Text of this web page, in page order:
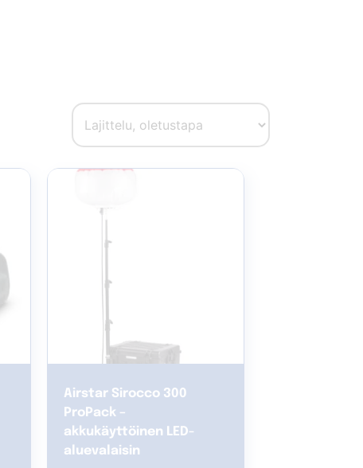
Airstar Sirocco 300
ProPack –
akkukäyttöinen LED-
aluevalaisin